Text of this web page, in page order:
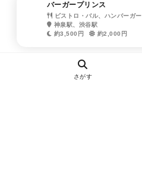
バーガープリンス
ビストロ・バル、ハンバーガー
神泉駅、渋谷駅
約3,500円
約2,000円
さがす